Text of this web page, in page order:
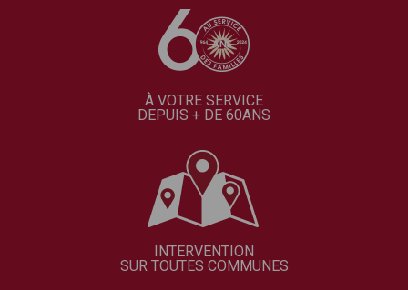
À VOTRE SERVICE
DEPUIS + DE 60ANS
INTERVENTION
SUR TOUTES COMMUNES